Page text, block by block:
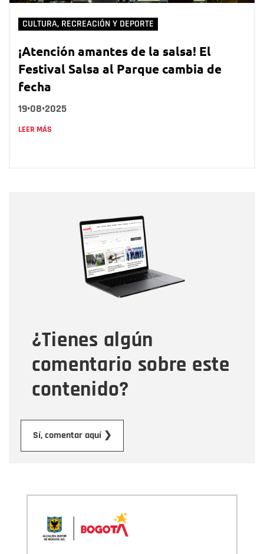
CULTURA, RECREACIÓN Y DEPORTE
¡Atención amantes de la salsa! El
Festival Salsa al Parque cambia de
fecha
19•08•2025
LEER MÁS
¿Tienes algún
comentario sobre este
contenido?
Sí, comentar aquí ❯
Correo electrónico
Tipo de comentario
Mensaje